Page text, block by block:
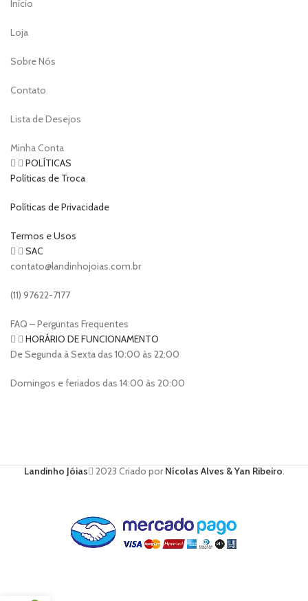
Início
Loja
Sobre Nós
Contato
Lista de Desejos
Minha Conta
POLÍTICAS
Políticas de Troca
Políticas de Privacidade
Termos e Usos
SAC
contato@landinhojoias.com.br
(11) 97622-7177
FAQ – Perguntas Frequentes
HORÁRIO DE FUNCIONAMENTO
De Segunda à Sexta das 10:00 às 22:00
Domingos e feriados das 14:00 às 20:00
Landinho Jóias 2023 Criado porNícolas Alves & Yan Ribeiro.